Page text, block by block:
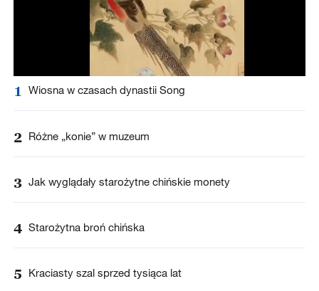
1 Wiosna w czasach dynastii Song
2 Różne „konie” w muzeum
3 Jak wyglądały starożytne chińskie monety
4 Starożytna broń chińska
5 Kraciasty szal sprzed tysiąca lat